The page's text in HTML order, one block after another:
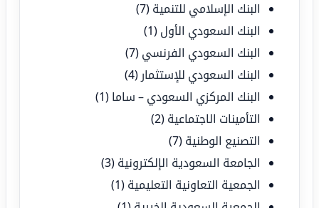
البنك الإسلامي للتنمية (7)
البنك السعودي الأول (1)
البنك السعودي الفرنسي (7)
البنك السعودي للإستثمار (4)
البنك المركزي السعودي – ساما (1)
التأمينات الاجتماعية (2)
التصنيع الوطنية (7)
الجامعة السعودية الإلكترونية (3)
الجمعية التعاونية التعليمية (1)